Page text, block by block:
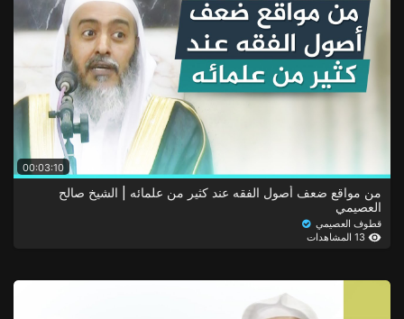
00:03:10
من مواقع ضعف أصول الفقه عند كثير من علمائه | الشيخ صالح
العصيمي
قطوف العصيمي